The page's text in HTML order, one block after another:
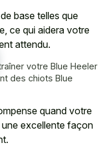
base telles que
ce qui aidera votre
attendu.
votre Blue Heeler
des chiots Blue
quand votre
excellente façon